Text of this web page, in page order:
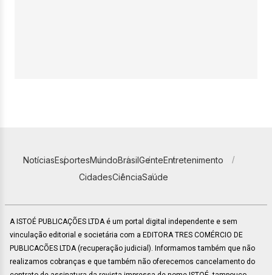
NotíciasEsportesMundoBrasilGenteEntretenimento
CidadesCiênciaSaúde
A ISTOÉ PUBLICAÇÕES LTDA é um portal digital independente e sem
vinculação editorial e societária com a EDITORA TRES COMÉRCIO DE
PUBLICACÕES LTDA (recuperação judicial). Informamos também que não
realizamos cobranças e que também não oferecemos cancelamento do